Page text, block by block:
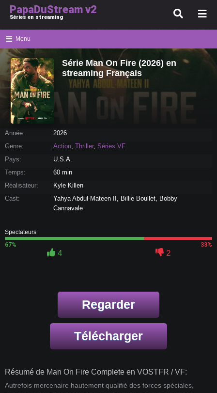
PapaDuStream v2
Séries en streaming
Menu
Série Man On Fire (2026) en
streaming Français
Année:
2026
Genre:
Action, Thriller, Séries VF
Pays:
U.S.A.
Temps:
60 min
Réalisateur:
Kyle Killen
Cast:
Yahya Abdul-Mateen II, Billie Boullet, Bobby
Cannavale
Spectateurs
67%
33%
4 2
Regarder
Télécharger
Résumé de Man On Fire Complete en VOSTFR / VF:
Autrefois mercenaire hautement qualifié des forces spéciales,